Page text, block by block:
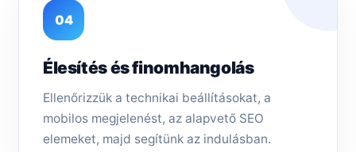
04
Élesítés és finomhangolás
Ellenőrizzük a technikai beállításokat, a
mobilos megjelenést, az alapvető SEO
elemeket, majd segítünk az indulásban.